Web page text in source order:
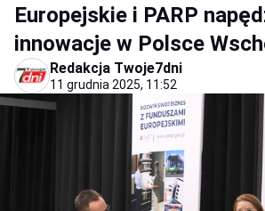
Europejskie i PARP
innowacje w Polsce
Redakcja Twoje7dni
11 grudnia 2025, 11:52